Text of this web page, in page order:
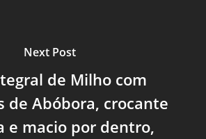
Next Post
de Milho com
de Abóbora, crocante
e macio por dentro,